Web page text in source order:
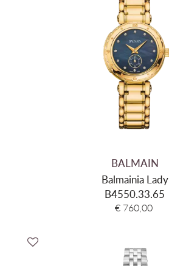
BALMAIN
Balmainia Lady
B4550.33.65
€ 760,00